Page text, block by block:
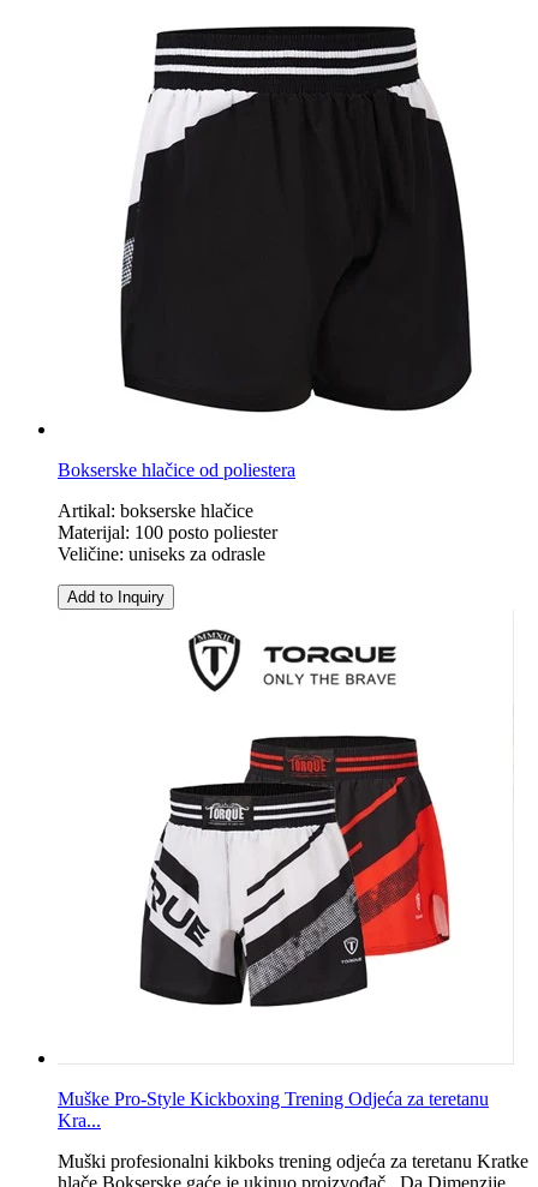
Bokserske hlačice od poliestera
Artikal: bokserske hlačice
Materijal: 100 posto poliester
Veličine: uniseks za odrasle
Add to Inquiry
Muške Pro-Style Kickboxing Trening Odjeća za teretanu
Kra...
Muški profesionalni kikboks trening odjeća za teretanu Kratke
hlače Bokserske gaće je ukinuo proizvođač ‏ ‎ Da Dimenzije